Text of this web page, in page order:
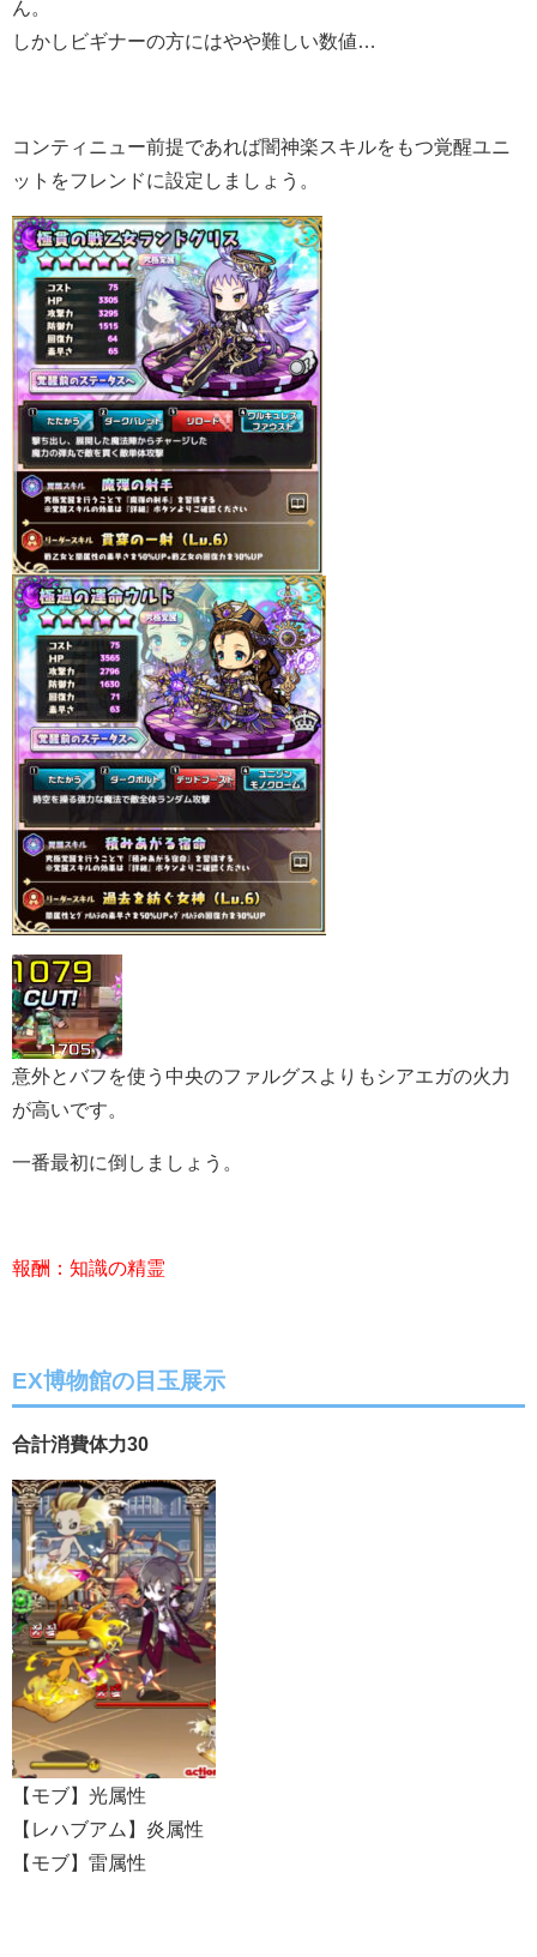
ん。
しかしビギナーの方にはやや難しい数値…
コンティニュー前提であれば闇神楽スキルをもつ覚醒ユニ
ットをフレンドに設定しましょう。
意外とバフを使う中央のファルグスよりもシアエガの火力
が高いです。
一番最初に倒しましょう。
報酬：知識の精霊
EX博物館の目玉展示
合計消費体力30
【モブ】光属性
【レハブアム】炎属性
【モブ】雷属性